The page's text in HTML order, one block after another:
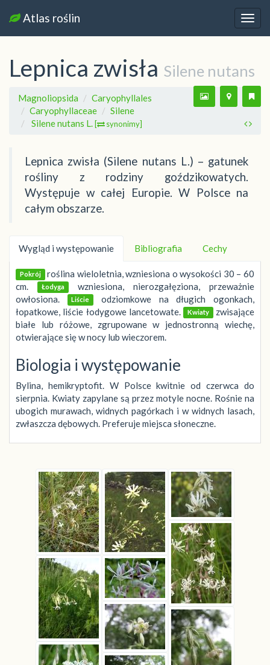
Atlas roślin
Lepnica zwisła Silene nutans
Magnoliopsida
Caryophyllales
Caryophyllaceae
Silene
Silene nutans L. [ synonimy]
Lepnica zwisła (Silene nutans L.) – gatunek
rośliny z rodziny goździkowatych.
Występuje w całej Europie. W Polsce na
całym obszarze.
Wygląd i występowanie Bibliografia Cechy
Pokrój roślina wieloletnia, wzniesiona o wysokości 30 – 60
cm. Łodyga wzniesiona, nierozgałęziona, przeważnie
owłosiona.
Liście
odziomkowe na długich ogonkach,
łopatkowe, liście łodygowe lancetowate.
Kwiaty zwisające
białe lub różowe, zgrupowane w jednostronną wiechę,
otwierające się w nocy lub wieczorem.
Biologia i występowanie
Bylina, hemikryptofit. W Polsce kwitnie od czerwca do
sierpnia. Kwiaty zapylane są przez motyle nocne. Rośnie na
ubogich murawach, widnych pagórkach i w widnych lasach,
zwłaszcza dębowych. Preferuje miejsca słoneczne.